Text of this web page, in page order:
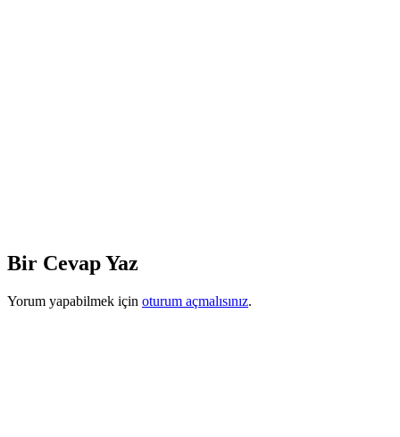
Bir Cevap Yaz
Yorum yapabilmek için oturum açmalısınız.